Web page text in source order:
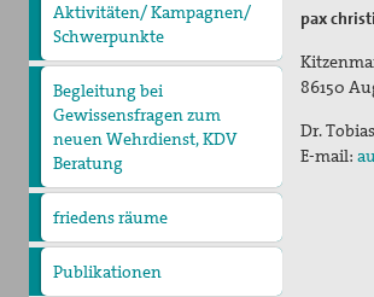
Aktivitäten/ Kampagnen/
Schwerpunkte
Aktion Aufschrei
Den Staat Palästina
anerkennen!
Dialog
Begleitung bei
Gewissensfragen zum
neuen Wehrdienst, KDV
Beratung
friedens räume
Leitungsteam
Ehrenamtliche
Publikationen
Blickpunkt
Erklärungen
pax
86150
Dr.
E-mail: